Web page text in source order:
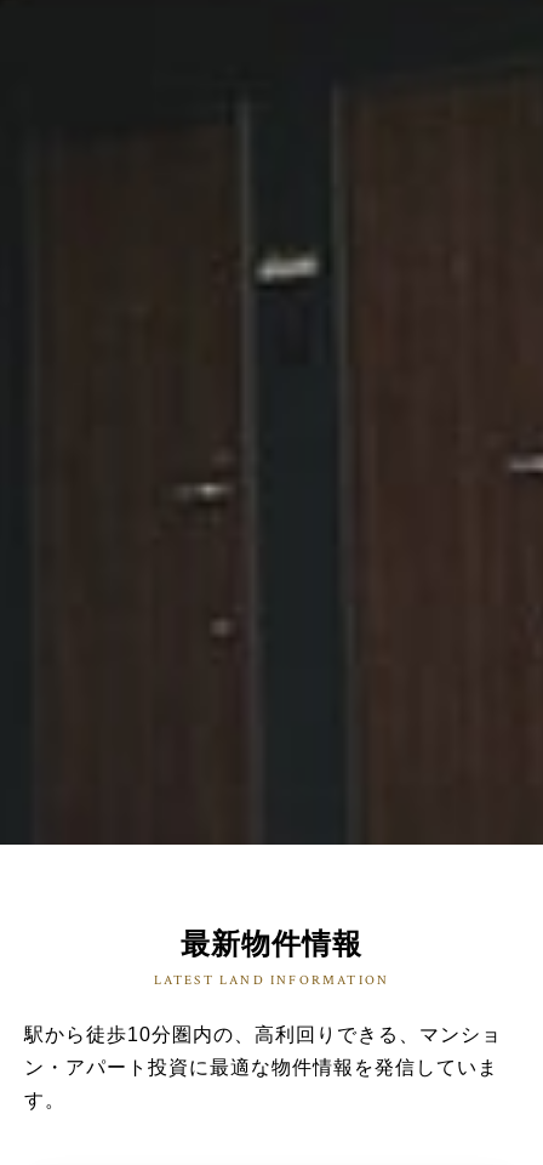
最新物件情報
LATEST LAND INFORMATION
駅から徒歩10分圏内の、高利回りできる、マンショ
ン・アパート投資に最適な物件情報を発信していま
す。